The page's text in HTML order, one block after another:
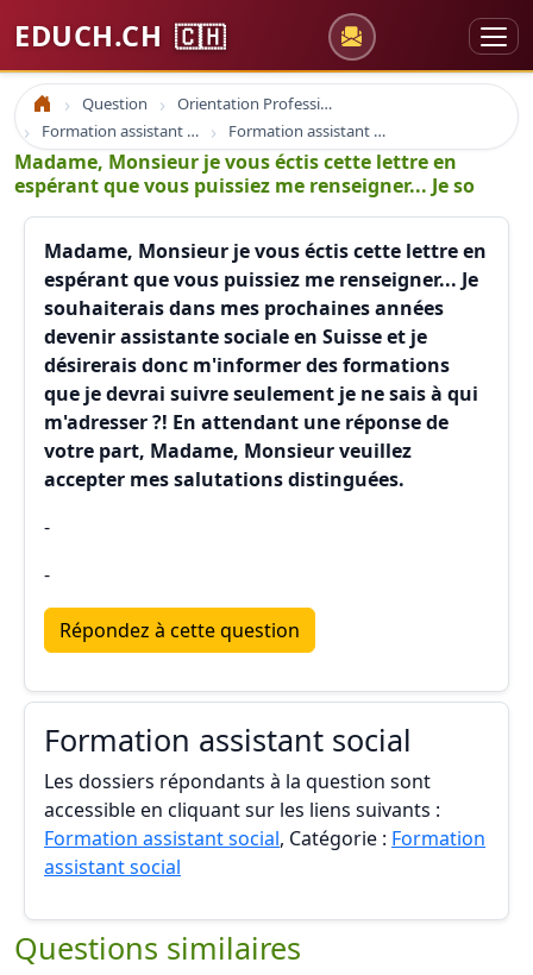
EDUCH.CH 🇨🇭
Accueil Question
Orientation Professionnelle
Formation assistant social
Formation assistant social
Madame, Monsieur je vous éctis cette lettre en
espérant que vous puissiez me renseigner... Je so
Madame, Monsieur je vous éctis cette lettre en
espérant que vous puissiez me renseigner... Je
souhaiterais dans mes prochaines années
devenir assistante sociale en Suisse et je
désirerais donc m'informer des formations
que je devrai suivre seulement je ne sais à qui
m'adresser ?! En attendant une réponse de
votre part, Madame, Monsieur veuillez
accepter mes salutations distinguées.
-
-
Répondez à cette question
Formation assistant social
Les dossiers répondants à la question sont
accessible en cliquant sur les liens suivants :
Formation assistant social, Catégorie : Formation
assistant social
Questions similaires